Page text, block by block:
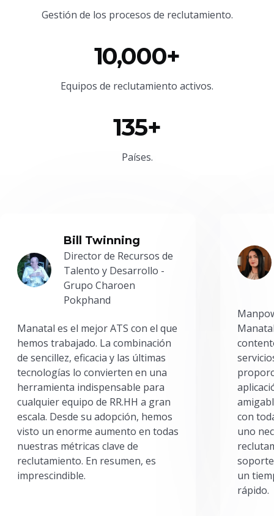
Gestión de los procesos de reclutamiento.
10,000+
Equipos de reclutamiento activos.
135+
Países.
Bill Twinning
Director de Recursos de
Talento y Desarrollo -
Grupo Charoen
Pokphand
Manatal es el mejor ATS con el que
hemos trabajado. La combinación
de sencillez, eficacia y las últimas
tecnologías lo convierten en una
herramienta indispensable para
cualquier equipo de RR.HH a gran
escala. Desde su adopción, hemos
visto un enorme aumento en todas
nuestras métricas clave de
reclutamiento. En resumen, es
imprescindible.
con
uno
un
rápido.